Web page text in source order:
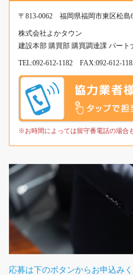
〒813-0062 福岡県福岡市東区松島
株式会社よかタウン
建設本部 購買部 購買調達課 パート
TEL:092-612-1182 FAX:092-612-
※お時間によっては留守番電話の場合
応募は下のボタンからお申込みく